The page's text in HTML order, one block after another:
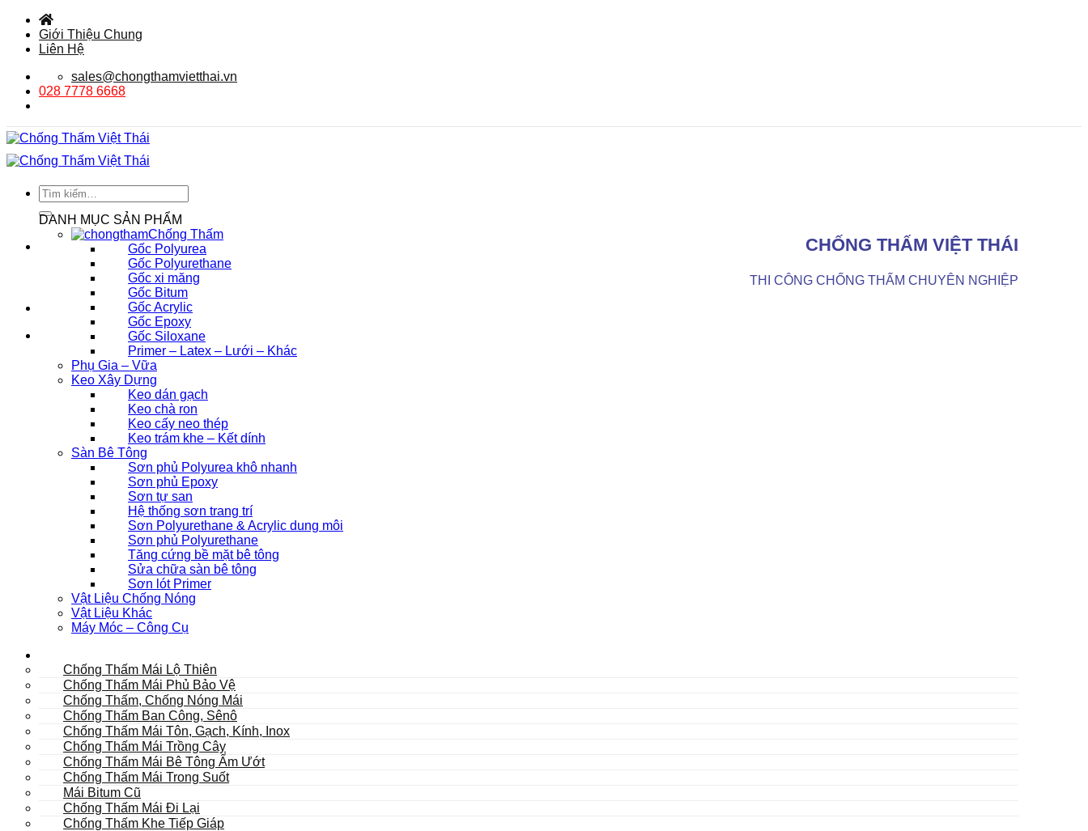
qua
Giới Thiệu Chung
Liên Hệ
sales@chongthamvietthai.vn
028 7778 6668
Tìm
kiếm:
CHỐNG THẤM VIỆT THÁI
THI CÔNG CHỐNG THẤM CHUYÊN NGHIỆP
DANH MỤC SẢN PHẨM
Chống Thấm
Gốc Polyurea
Gốc Polyurethane
Gốc xi măng
Gốc Bitum
Gốc Acrylic
Gốc Epoxy
Gốc Siloxane
Primer – Latex – Lưới – Khác
Phụ Gia – Vữa
Keo Xây Dựng
Keo dán gạch
Keo chà ron
Keo cấy neo thép
Keo trám khe – Kết dính
Sàn Bê Tông
Sơn phủ Polyurea khô nhanh
Sơn phủ Epoxy
Sơn tự san
Hệ thống sơn trang trí
Sơn Polyurethane & Acrylic dung môi
Sơn phủ Polyurethane
Tăng cứng bề mặt bê tông
Sửa chữa sàn bê tông
Sơn lót Primer
Vật Liệu Chống Nóng
Vật Liệu Khác
Máy Móc – Công Cụ
Chống Thấm Mái Lộ Thiên
Chống Thấm Mái Phủ Bảo Vệ
Chống Thấm, Chống Nóng Mái
Chống Thấm Ban Công, Sênô
Chống Thấm Mái Tôn, Gạch, Kính, Inox
Chống Thấm Mái Trồng Cây
Chống Thấm Mái Bê Tông Ẩm Ướt
Chống Thấm Mái Trong Suốt
Mái Bitum Cũ
Chống Thấm Mái Đi Lại
Chống Thấm Khe Tiếp Giáp